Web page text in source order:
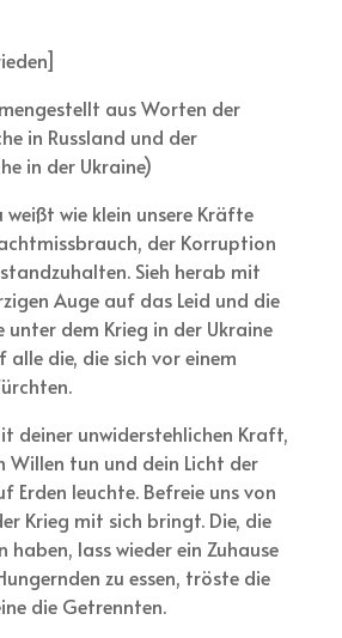
aus Worten der
in Russland und der
in der Ukraine)
wie klein unsere Kräfte
der Korruption
Sieh herab mit
Auge auf das Leid und die
unter dem Krieg in der Ukraine
die, die sich vor einem
deiner unwiderstehlichen Kraft,
Willen tun und dein Licht der
Erden leuchte. Befreie uns von
Krieg mit sich bringt. Die, die
haben, lass wieder ein Zuhause
zu essen, tröste die
die Getrennten.